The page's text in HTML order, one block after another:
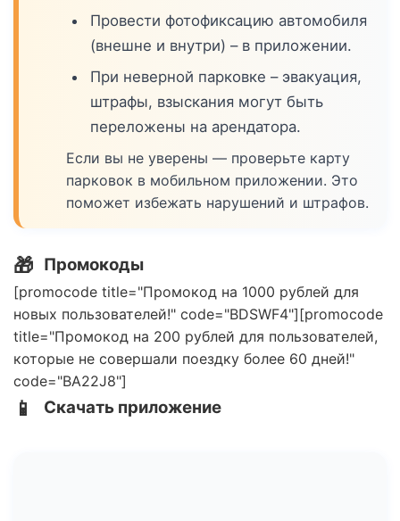
Провести фотофиксацию автомобиля
(внешне и внутри) – в приложении.
При неверной парковке – эвакуация,
штрафы, взыскания могут быть
переложены на арендатора.
Если вы не уверены — проверьте карту
парковок в мобильном приложении. Это
поможет избежать нарушений и штрафов.
🎁 Промокоды
[promocode title="Промокод на 1000 рублей для
новых пользователей!" code="BDSWF4"][promocode
title="Промокод на 200 рублей для пользователей,
которые не совершали поездку более 60 дней!"
code="BA22J8"]
📱 Скачать приложение